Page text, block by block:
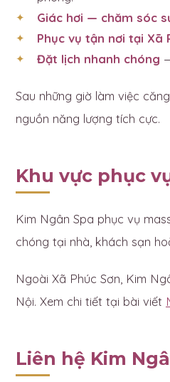
Giác hơi — chăm sóc
Phục vụ tận nơi tại Xã
Đặt lịch nhanh chóng
Sau những giờ làm việc
nguồn năng lượng tích cực.
Khu vực phục
Kim Ngân Spa phục vụ
chóng tại nhà, khách sạn
Ngoài Xã Phúc Sơn, Kim
Nội. Xem chi tiết tại bài viết
Liên hệ Kim